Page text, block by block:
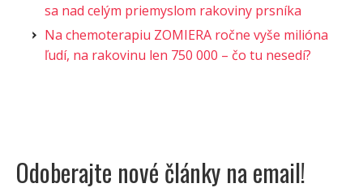
sa nad celým priemyslom rakoviny prsníka
Na chemoterapiu ZOMIERA ročne vyše milióna
ľudí, na rakovinu len 750 000 – čo tu nesedí?
Odoberajte nové články na email!